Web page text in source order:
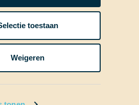
toestaan
Weigeren